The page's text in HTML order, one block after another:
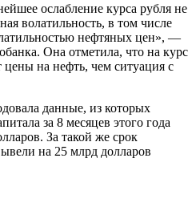
ослабление курса рубля не
волатильность, в том числе
нефтяных цен», —
Она отметила, что на курс
на нефть, чем ситуация с
данные, из которых
за 8 месяцев этого года
За такой же срок
на 25 млрд долларов